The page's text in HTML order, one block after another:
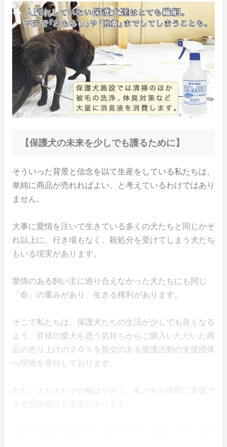
【保護犬の未来を少しでも護るために】
そういった背景と信念を以て生産をしている私たちは、
単純に商品が売れればよい、と考えているわけではあり
ません。
大事に愛情を注いで生きている多くの犬たちと同じかそ
れ以上に、行き場もなく、殺処分を受けてしまう犬たち
もいる現実があります。
愛情のある飼い主に巡り合えなかった犬たちにも同じ
「命」の重みがあり、生きる権利があります。
そこで私たちは、保護犬たちの生活が少しでも良くなる
よう、皆様の愛犬を思う気持ちからご購入いただいた商
品の売り上げの２０％を親交のある愛護活動の支援団体
へ現物を寄付しております。
ただ、まだまだその輪は小さく、私たちが実際に支援で